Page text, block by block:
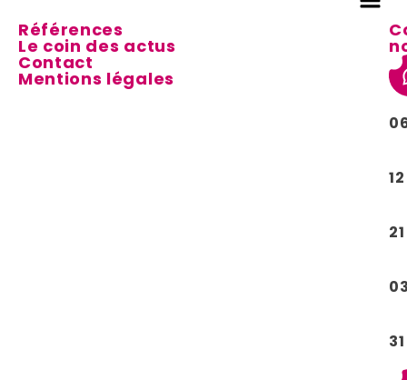
Références
Le coin des actus
Contact
Mentions légales
12
21
31